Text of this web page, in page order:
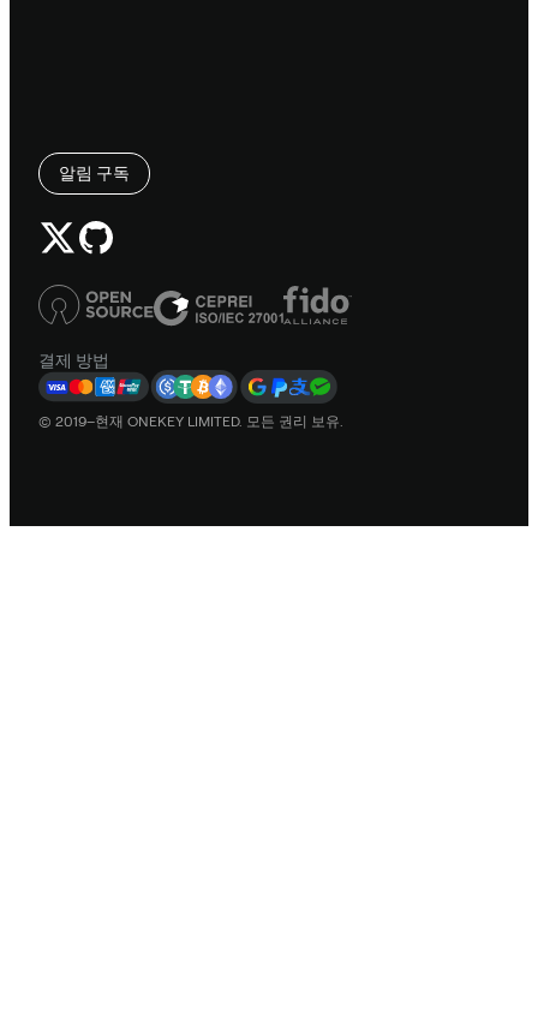
알림 구독
결제 방법
© 2019–현재 ONEKEY LIMITED. 모든 권리 보유.